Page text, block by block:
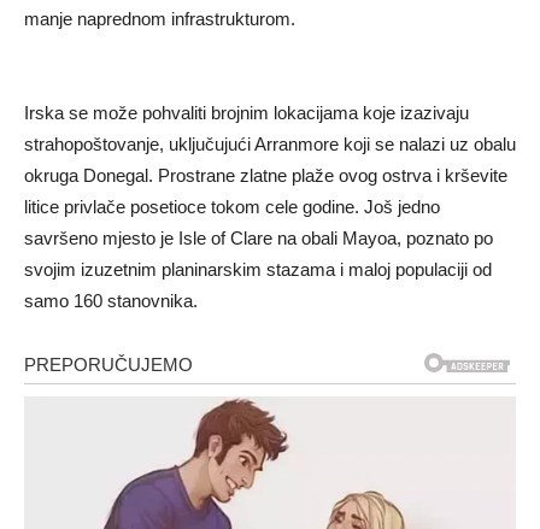
manje naprednom infrastrukturom.
Irska se može pohvaliti brojnim lokacijama koje izazivaju
strahopoštovanje, uključujući Arranmore koji se nalazi uz obalu
okruga Donegal. Prostrane zlatne plaže ovog ostrva i krševite
litice privlače posetioce tokom cele godine. Još jedno
savršeno mjesto je Isle of Clare na obali Mayoa, poznato po
svojim izuzetnim planinarskim stazama i maloj populaciji od
samo 160 stanovnika.